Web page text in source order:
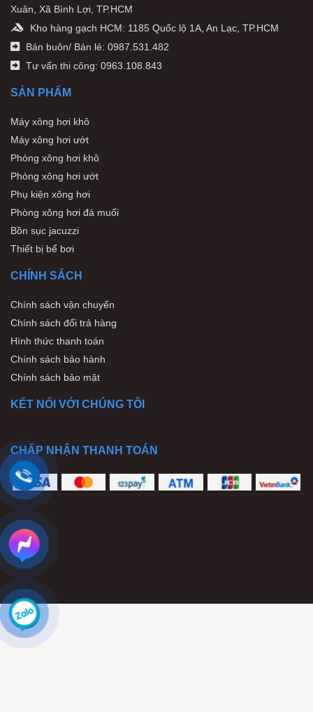
Xuân, Xã Bình Lợi, TP.HCM
Kho hàng gạch HCM: 1185 Quốc lộ 1A, An Lạc, TP.HCM
Bán buôn/ Bán lẻ: 0987.531.482
Tư vấn thi công: 0963.108.843
SẢN PHẨM
Máy xông hơi khô
Máy xông hơi ướt
Phòng xông hơi khô
Phòng xông hơi ướt
Phụ kiện xông hơi
Phòng xông hơi đá muối
Bồn sục jacuzzi
Thiết bị bể bơi
CHÍNH SÁCH
Chính sách vận chuyển
Chính sách đổi trả hàng
Hình thức thanh toán
Chính sách bảo hành
Chính sách bảo mật
KẾT NỐI VỚI CHÚNG TÔI
CHẤP NHẬN THANH TOÁN